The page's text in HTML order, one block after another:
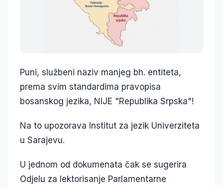
Puni, službeni naziv manjeg bh. entiteta,
prema svim standardima pravopisa
bosanskog jezika, NIJE "Republika Srpska"!
Na to upozorava Institut za jezik Univerziteta
u Sarajevu.
U jednom od dokumenata čak se sugerira
Odjelu za lektorisanje Parlamentarne